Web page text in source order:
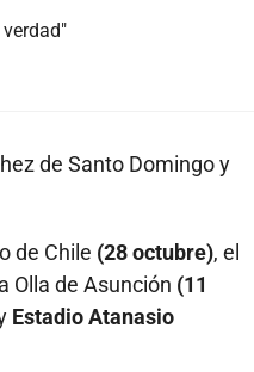
de Santo Domingo y
de Chile (28 octubre), el
Olla de Asunción (11
Estadio Atanasio